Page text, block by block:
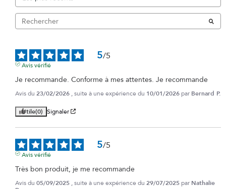
5/5
Avis vérifié
Je recommande. Conforme à mes attentes. Je recommande
Avis du 23/02/2026 , suite à une expérience du 10/01/2026 par Bernard P.
Utile(0) Signaler
5/5
Avis vérifié
Très bon produit, je me recommande
Avis du 05/09/2025 , suite à une expérience du 29/07/2025 par Nathalie